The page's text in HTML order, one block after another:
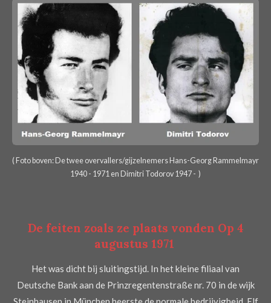
( Foto boven: De twee overvallers/gijzelnemers Hans-Georg Rammelmayr
1940 - 1971 en Dimitri Todorov 1947 - )
De feiten zoals ze plaats vonden Op 4
augustus 1971
Het was dicht bij sluitingstijd. In het kleine filiaal van
Deutsche Bank aan de Prinzregentenstraße nr. 70 in de wijk